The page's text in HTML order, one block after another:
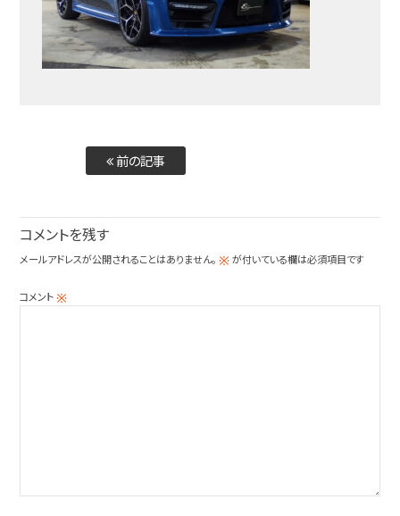
前の記事
コメントを残す
メールアドレスが公開されることはありません。 ※が付いている欄は必須項目です
コメント※